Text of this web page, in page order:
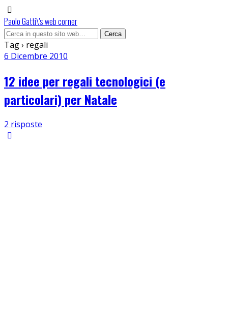
Paolo Gatti\'s web corner
Tag › regali
6 Dicembre 2010
12 idee per regali tecnologici (e
particolari) per Natale
2 risposte